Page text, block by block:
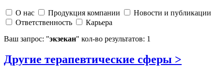
О нас Продукция компании
Новости и публикации
Ответственность
Карьера
Ваш запрос: "экзекан" кол-во результатов: 1
Другие терапевтические сферы >